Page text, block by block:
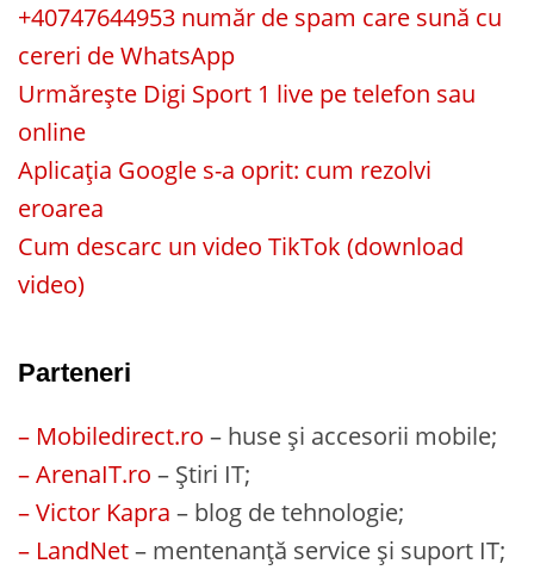
+40747644953 număr de spam care sună cu
cereri de WhatsApp
Urmărește Digi Sport 1 live pe telefon sau
online
Aplicația Google s-a oprit: cum rezolvi
eroarea
Cum descarc un video TikTok (download
video)
Parteneri
– Mobiledirect.ro – huse și accesorii mobile;
– ArenaIT.ro – Știri IT;
– Victor Kapra – blog de tehnologie;
– LandNet– mentenanță service și suport IT;